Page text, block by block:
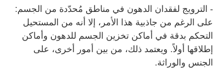
- الترويج لفقدان الدهون في مناطق مُحدّدة من الجسم:
على الرغم من جاذبية هذا الأمر، إلا أنه من المستحيل
التحكم بدقة في أماكن تخزين الجسم للدهون وأماكن
إطلاقها أولاً. ويعتمد ذلك، من بين أمور أخرى، على
الجنس والوراثة.